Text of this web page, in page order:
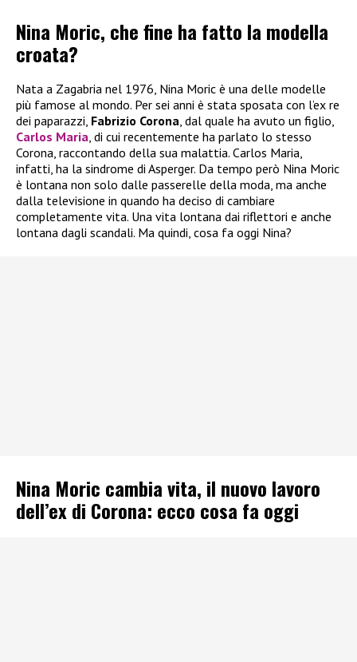
Nina Moric, che fine ha fatto la modella
croata?
Nata a Zagabria nel 1976, Nina Moric è una delle modelle
più famose al mondo. Per sei anni è stata sposata con l’ex re
dei paparazzi, Fabrizio Corona , dal quale ha avuto un figlio,
Carlos Maria , di cui recentemente ha parlato lo stesso
Corona, raccontando della sua malattia. Carlos Maria,
infatti, ha la sindrome di Asperger. Da tempo però Nina Moric
è lontana non solo dalle passerelle della moda, ma anche
dalla televisione in quando ha deciso di cambiare
completamente vita. Una vita lontana dai riflettori e anche
lontana dagli scandali. Ma quindi, cosa fa oggi Nina?
Nina Moric cambia vita, il nuovo lavoro
dell’ex di Corona: ecco cosa fa oggi